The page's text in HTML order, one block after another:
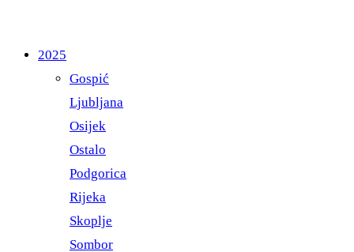
2025
Gospić
Ljubljana
Osijek
Ostalo
Podgorica
Rijeka
Skoplje
Sombor